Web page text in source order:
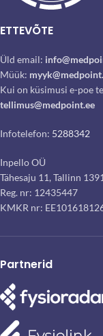
ETTEVÕTE
Üld email:
Müük:
Kui on küsimusi e-poe
tellimus@medpoint.ee
Infotelefon: 5288342
Inpello OÜ
Tähesaju 11, Tallinn
Reg. nr: 12435447
KMKR nr:
Partnerid